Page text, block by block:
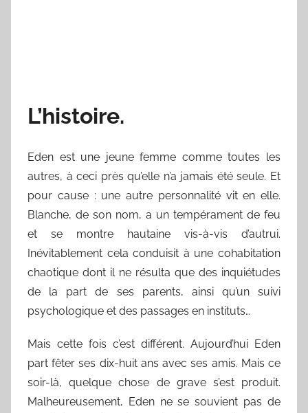
L’histoire.
Eden est une jeune femme comme toutes les
autres, à ceci près qu’elle n’a jamais été seule. Et
pour cause : une autre personnalité vit en elle.
Blanche, de son nom, a un tempérament de feu
et se montre hautaine vis-à-vis d’autrui.
Inévitablement cela conduisit à une cohabitation
chaotique dont il ne résulta que des inquiétudes
de la part de ses parents, ainsi qu’un suivi
psychologique et des passages en instituts…
Mais cette fois c’est différent. Aujourd’hui Eden
part fêter ses dix-huit ans avec ses amis. Mais ce
soir-là, quelque chose de grave s’est produit.
Malheureusement, Eden ne se souvient pas de